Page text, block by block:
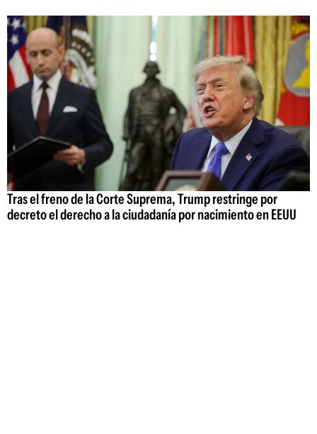
Tras el freno de la Corte Suprema, Trump restringe por
decreto el derecho a la ciudadanía por nacimiento en EEUU